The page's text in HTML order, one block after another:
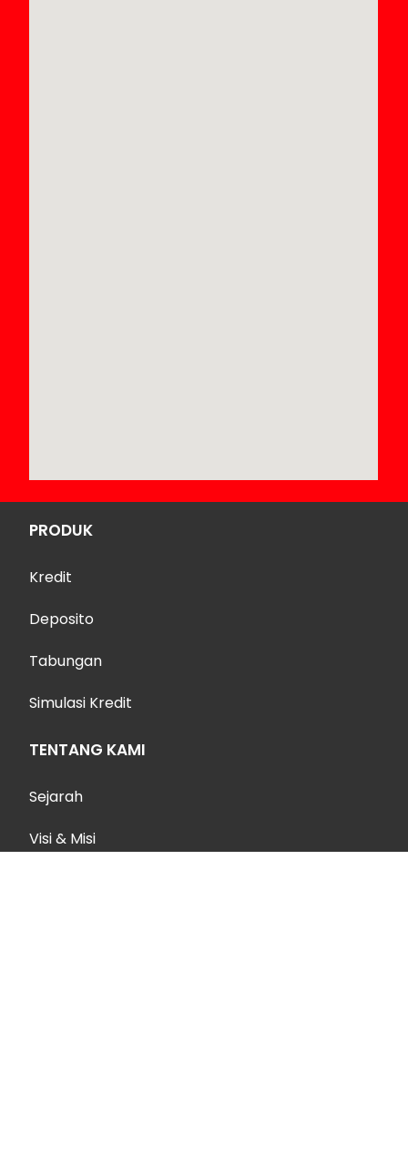
PRODUK
Kredit
Deposito
Tabungan
Simulasi Kredit
TENTANG KAMI
Sejarah
Visi & Misi